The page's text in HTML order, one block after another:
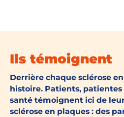
Ils témoignent
Derrière chaque sclérose
histoire. Patients,
santé témoignent ici de
sclérose en plaques : des